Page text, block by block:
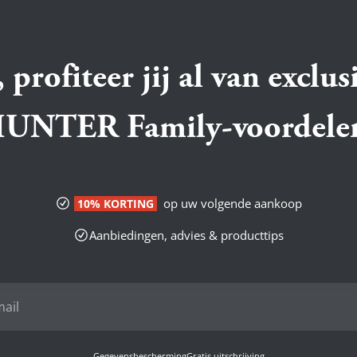
profiteer jij al van
Family-
10% KORTING
op uw volgende aankoop
Aanbiedingen, advies & producttips